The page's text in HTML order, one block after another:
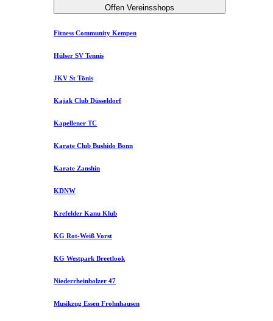
Offen Vereinsshops
Fitness Community Kempen
Hülser SV Tennis
JKV St Tönis
Kajak Club Düsseldorf
Kapellener TC
Karate Club Bushido Bonn
Karate Zanshin
KDNW
Krefelder Kanu Klub
KG Rot-Weiß Vorst
KG Westpark Breetlook
Niederrheinbolzer 47
Musikzug Essen Frohnhausen